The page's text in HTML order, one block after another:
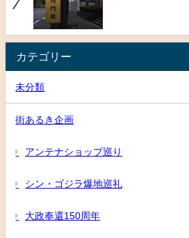
カテゴリー
未分類
街あるき企画
アンテナショップ巡り
シン・ゴジラ爆地巡礼
大政奉還150周年